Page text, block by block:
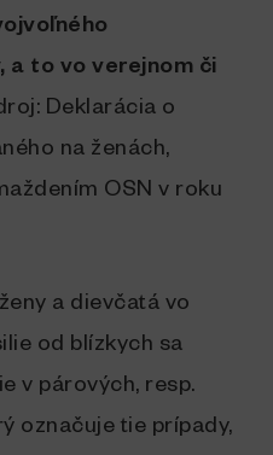
a to vo verejnom či
Deklarácia o
na ženách,
OSN v roku
a dievčatá vo
od blízkych sa
v párových, resp.
označuje tie prípady,